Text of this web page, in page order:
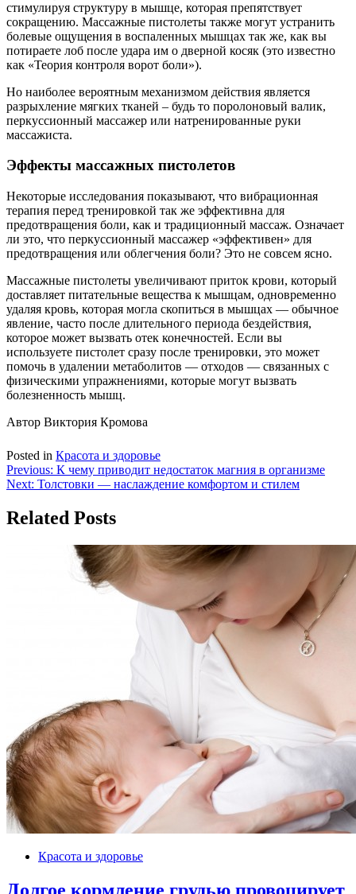
стимулируя структуру в мышце, которая препятствует
сокращению. Массажные пистолеты также могут устранить
болевые ощущения в воспаленных мышцах так же, как вы
потираете лоб после удара им о дверной косяк (это известно
как «Теория контроля ворот боли»).
Но наиболее вероятным механизмом действия является
разрыхление мягких тканей – будь то поролоновый валик,
перкуссионный массажер или натренированные руки
массажиста.
Эффекты массажных пистолетов
Некоторые исследования показывают, что вибрационная
терапия перед тренировкой так же эффективна для
предотвращения боли, как и традиционный массаж. Означает
ли это, что перкуссионный массажер «эффективен» для
предотвращения или облегчения боли? Это не совсем ясно.
Массажные пистолеты увеличивают приток крови, который
доставляет питательные вещества к мышцам, одновременно
удаляя кровь, которая могла скопиться в мышцах — обычное
явление, часто после длительного периода бездействия,
которое может вызвать отек конечностей. Если вы
используете пистолет сразу после тренировки, это может
помочь в удалении метаболитов — отходов — связанных с
физическими упражнениями, которые могут вызвать
болезненность мышц.
Автор Виктория Кромова
Posted in Красота и здоровье
Навигация
по
записям
Previous: К чему приводит недостаток магния в организме
Next: Толстовки — наслаждение комфортом и стилем
Related Posts
Красота и здоровье